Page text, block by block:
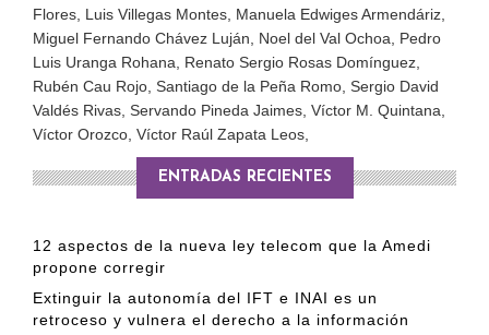
Flores, Luis Villegas Montes, Manuela Edwiges Armendáriz,
Miguel Fernando Chávez Luján, Noel del Val Ochoa, Pedro
Luis Uranga Rohana, Renato Sergio Rosas Domínguez,
Rubén Cau Rojo, Santiago de la Peña Romo, Sergio David
Valdés Rivas, Servando Pineda Jaimes, Víctor M. Quintana,
Víctor Orozco, Víctor Raúl Zapata Leos,
ENTRADAS RECIENTES
12 aspectos de la nueva ley telecom que la Amedi
propone corregir
Extinguir la autonomía del IFT e INAI es un
retroceso y vulnera el derecho a la información